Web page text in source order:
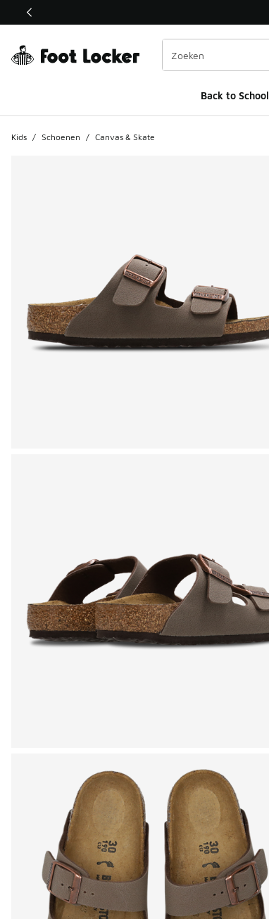
Deze link wordt geopend in een nieuw venster
Back to School
Kids / Schoenen / Canvas & Skate